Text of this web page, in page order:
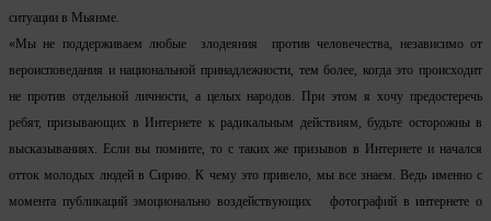
ситуации в Мьянме.
«Мы не поддерживаем любые злодеяния против человечества, независимо от
вероисповедания и национальной принадлежности, тем более, когда это происходит
не против отдельной личности, а целых народов. При этом я хочу предостеречь
ребят, призывающих в Интернете к радикальным действиям, будьте осторожны в
высказываниях. Если вы помните, то с таких же призывов в Интернете и начался
отток молодых людей в Сирию. К чему это привело, мы все знаем. Ведь именно с
момента публикаций эмоционально воздействующих фотографий в интернете о